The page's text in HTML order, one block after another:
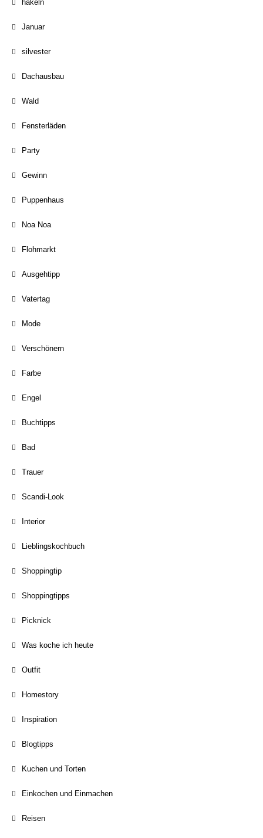
häkeln
Januar
silvester
Dachausbau
Wald
Fensterläden
Party
Gewinn
Puppenhaus
Noa Noa
Flohmarkt
Ausgehtipp
Vatertag
Mode
Verschönern
Farbe
Engel
Buchtipps
Bad
Trauer
Scandi-Look
Interior
Lieblingskochbuch
Shoppingtip
Shoppingtipps
Picknick
Was koche ich heute
Outfit
Homestory
Inspiration
Blogtipps
Kuchen und Torten
Einkochen und Einmachen
Reisen